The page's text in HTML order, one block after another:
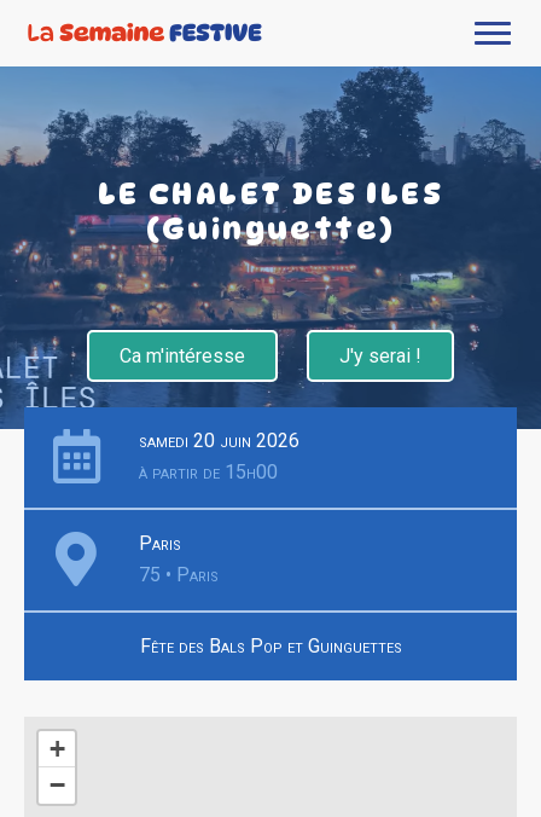
LE CHALET DES ILES
(Guinguette)
Ca m'intéresse J'y serai !
samedi 20 juin 2026
à partir de 15h00
Paris
75 • Paris
Fête des Bals Pop et Guinguettes
+
−